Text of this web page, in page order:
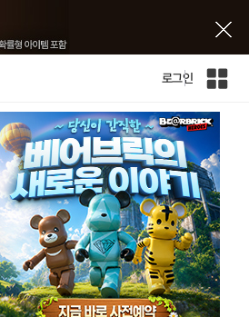
로그인
인
사
이
트
맵